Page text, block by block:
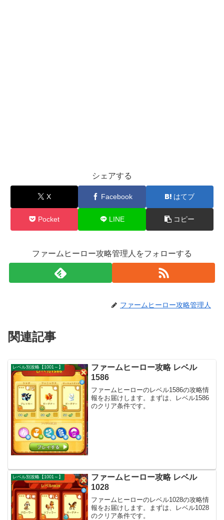
シェアする
X Facebook はてブ
Pocket LINE コピー
ファームヒーロー攻略管理人をフォローする
ファームヒーロー攻略管理人
関連記事
レベル別攻略【1001～】
ファームヒーロー攻略 レベル
1586
ファームヒーローのレベル1586の攻略情
報をお届けします。まずは、レベル1586
のクリア条件です。
レベル別攻略【1001～】
ファームヒーロー攻略 レベル
1028
ファームヒーローのレベル1028の攻略情
報をお届けします。まずは、レベル1028
のクリア条件です。